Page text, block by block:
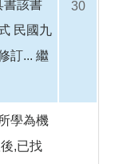
書該書
民國九
訂... 繼
30
學為機
,已找